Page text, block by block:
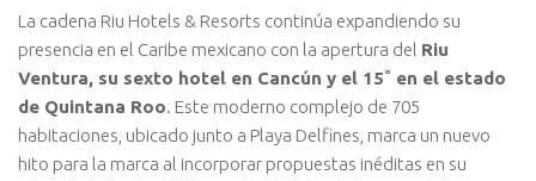
La cadena Riu Hotels & Resorts continúa expandiendo su
presencia en el Caribe mexicano con la apertura del Riu
Ventura, su sexto hotel en Cancún y el 15˚ en el estado
de Quintana Roo. Este moderno complejo de 705
habitaciones, ubicado junto a Playa Delfines, marca un nuevo
hito para la marca al incorporar propuestas inéditas en su